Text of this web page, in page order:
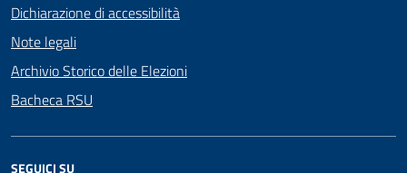
Dichiarazione di accessibilità
Note legali
Archivio Storico delle Elezioni
Bacheca RSU
SEGUICI SU